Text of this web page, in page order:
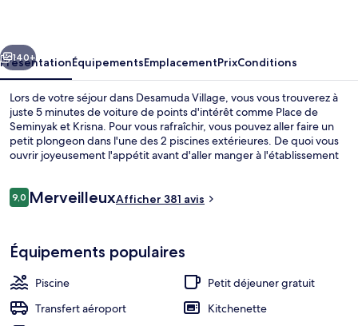
Suivant
140+
PrésentationÉquipementsEmplacementPrixConditions
Lors de votre séjour dans Desamuda Village, vous vous trouverez à
juste 5 minutes de voiture de points d'intérêt comme Place de
Seminyak et Krisna. Pour vous rafraîchir, vous pouvez aller faire un
petit plongeon dans l'une des 2 piscines extérieures. De quoi vous
ouvrir joyeusement l'appétit avant d'aller manger à l'établissement
une piscine pour enfants, l'idéal pour un séjour réussi. Les villas
Avis
voyageurs
9,09,0 sur 10
MerveilleuxAfficher 381 avis
Équipements populaires
Piscine
Petit déjeuner gratuit
Transfert aéroport
Kitchenette